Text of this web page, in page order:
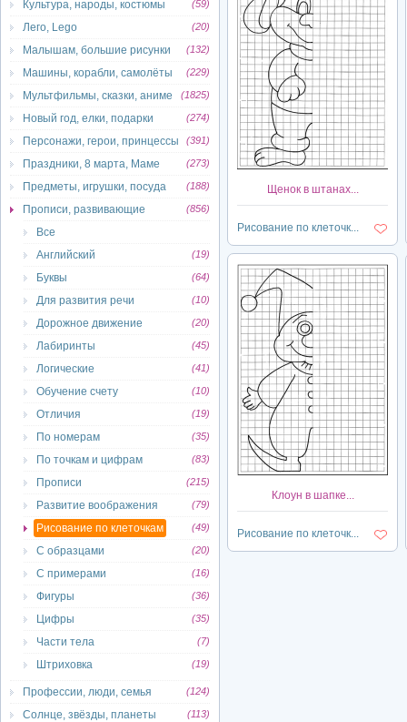
Культура, народы, костюмы (59)
Лего, Lego (20)
Малышам, большие рисунки (132)
Машины, корабли, самолёты (229)
Мультфильмы, сказки, аниме (1825)
Новый год, елки, подарки (274)
Персонажи, герои, принцессы (391)
Праздники, 8 марта, Маме (273)
Предметы, игрушки, посуда (188)
Прописи, развивающие (856)
Все
Английский
(19)
Буквы (64)
Для развития речи (10)
Дорожное движение (20)
Лабиринты (45)
Логические (41)
Обучение счету (10)
Отличия (19)
По номерам (35)
По точкам и цифрам (83)
Прописи (215)
Развитие воображения (79)
Рисование по клеточкам (49)
С образцами (20)
С примерами (16)
Фигуры (36)
Цифры (35)
Части тела (7)
Штриховка (19)
Профессии, люди, семья (124)
Солнце, звёзды, планеты (113)
Щенок в штанах...
Рисование по клеточк...
Клоун в шапке...
Рисование по клеточк...